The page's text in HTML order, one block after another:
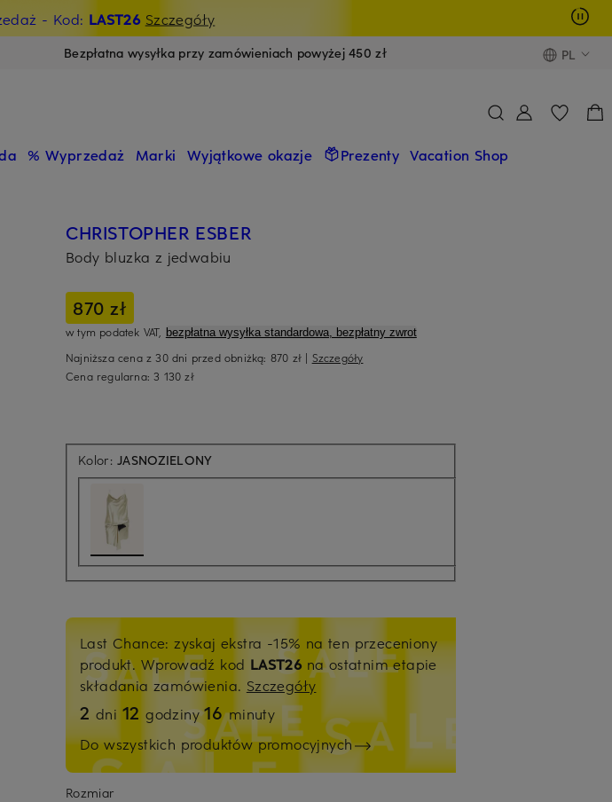
- Kod: LAST26 Szczegóły
Bezpłatna wysyłka przy zamówieniach powyżej 450 zł PL
% Wyprzedaż Marki Wyjątkowe okazje Prezenty Vacation Shop
CHRISTOPHER ESBER
Body bluzka z jedwabiu
870 zł
w tym podatek VAT, bezpłatna wysyłka standardowa, bezpłatny zwrot
Najniższa cena z 30 dni przed obniżką: 870 zł | Szczegóły
Cena regularna:3 130 zł
Kolor:JASNOZIELONY
Last Chance: zyskaj ekstra -15% na ten przeceniony
produkt. Wprowadź kod LAST26 na ostatnim etapie
składania zamówienia. Szczegóły
2 dni 12godziny16minuty
Do wszystkich produktów promocyjnych
Rozmiar